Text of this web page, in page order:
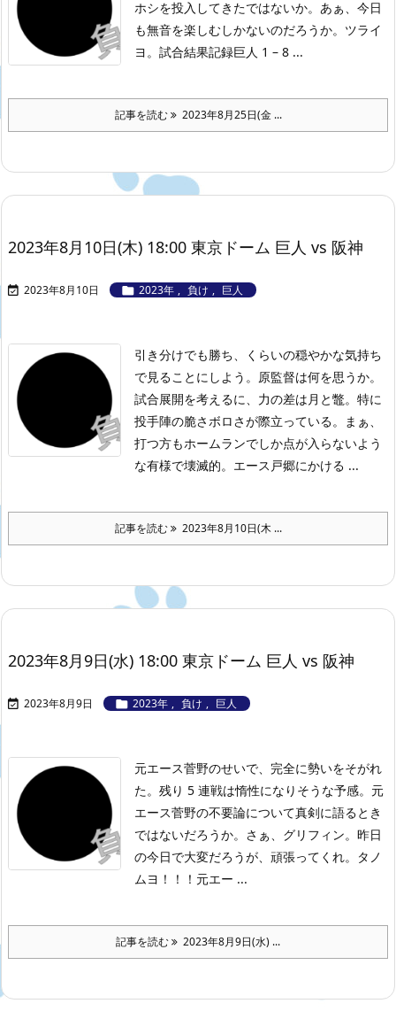
ホシを投入してきたではないか。あぁ、今日
も無音を楽しむしかないのだろうか。ツライ
ヨ。 試合結果記録巨人 1 – 8 ...
記事を読む 2023年8月25日(金 ...
2023年8月10日(木) 18:00 東京ドーム 巨人 vs 阪神
 2023年8月10日  2023年 , 負け , 巨人
引き分けでも勝ち、くらいの穏やかな気持ち
で見ることにしよう。原監督は何を思うか。
試合展開を考えるに、力の差は月と鼈。特に
投手陣の脆さボロさが際立っている。まぁ、
打つ方もホームランでしか点が入らないよう
な有様で壊滅的。エース戸郷にかける ...
記事を読む 2023年8月10日(木 ...
2023年8月9日(水) 18:00 東京ドーム 巨人 vs 阪神
 2023年8月9日  2023年 , 負け , 巨人
元エース菅野のせいで、完全に勢いをそがれ
た。残り 5 連戦は惰性になりそうな予感。元
エース菅野の不要論について真剣に語るとき
ではないだろうか。さぁ、グリフィン。昨日
の今日で大変だろうが、頑張ってくれ。タノ
ムヨ！！！ 元エー ...
記事を読む 2023年8月9日(水) ...